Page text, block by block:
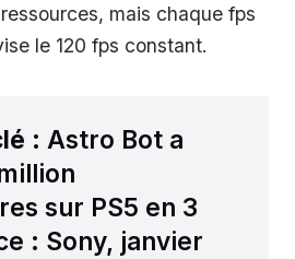
mais chaque fps
le 120 fps constant.
: Astro Bot a
sur PS5 en 3
: Sony, janvier